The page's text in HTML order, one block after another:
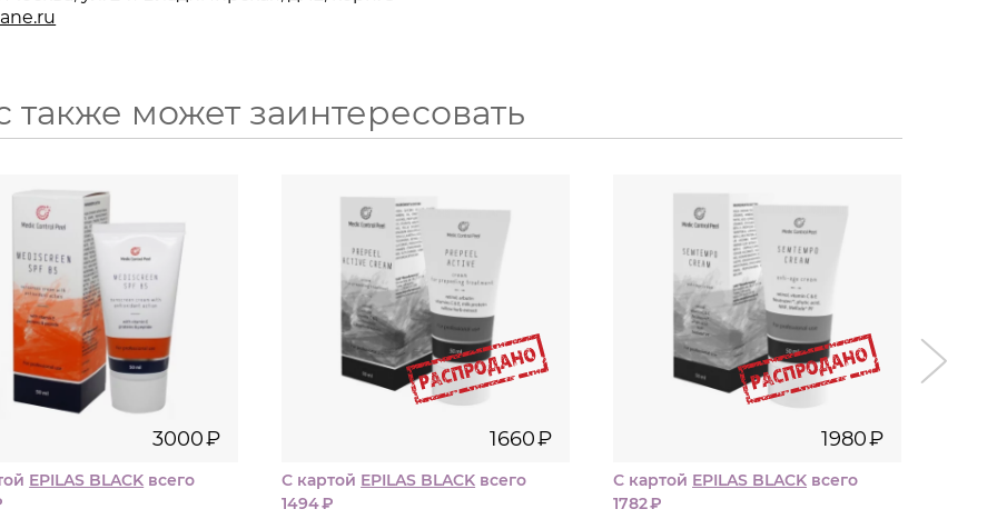
также может заинтересовать
i
3000
3000₽
EPILAS BLACK всего
50мл
1660
1660₽
С картой EPILAS BLACK всего
1494₽
50мл
1980
1980₽
С картой EPILAS BLACK всего
1782₽